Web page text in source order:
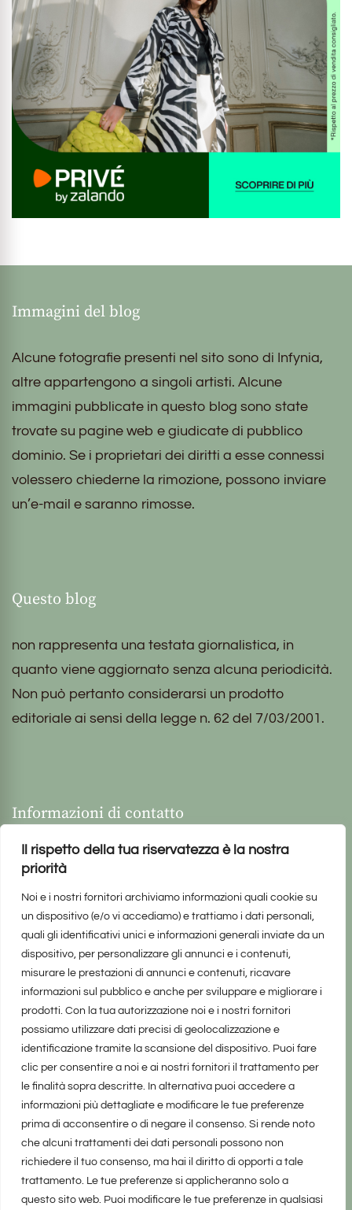
Il rispetto della tua riservatezza è la nostra
priorità
Noi e i nostri fornitori archiviamo informazioni quali cookie su
un dispositivo (e/o vi accediamo) e trattiamo i dati personali,
quali gli identificativi unici e informazioni generali inviate da un
dispositivo, per personalizzare gli annunci e i contenuti,
misurare le prestazioni di annunci e contenuti, ricavare
informazioni sul pubblico e anche per sviluppare e migliorare i
prodotti. Con la tua autorizzazione noi e i nostri fornitori
possiamo utilizzare dati precisi di geolocalizzazione e
identificazione tramite la scansione del dispositivo. Puoi fare
clic per consentire a noi e ai nostri fornitori il trattamento per
le finalità sopra descritte. In alternativa puoi accedere a
informazioni più dettagliate e modificare le tue preferenze
prima di acconsentire o di negare il consenso. Si rende noto
che alcuni trattamenti dei dati personali possono non
richiedere il tuo consenso, ma hai il diritto di opporti a tale
trattamento. Le tue preferenze si applicheranno solo a
questo sito web. Puoi modificare le tue preferenze in qualsiasi
Immagini del blog
Alcune fotografie presenti nel sito sono di Infynia,
altre appartengono a singoli artisti. Alcune
immagini pubblicate in questo blog sono state
trovate su pagine web e giudicate di pubblico
dominio. Se i proprietari dei diritti a esse connessi
volessero chiederne la rimozione, possono inviare
un’e-mail e saranno rimosse.
Questo blog
non rappresenta una testata giornalistica, in
quanto viene aggiornato senza alcuna periodicità.
Non può pertanto considerarsi un prodotto
editoriale ai sensi della legge n. 62 del 7/03/2001.
Informazioni di contatto